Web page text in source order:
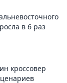
в 6 раз
кроссовер